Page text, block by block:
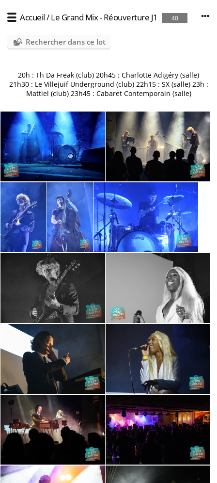
Accueil/Le Grand Mix - Réouverture J1 40
Rechercher dans ce lot
20h : Th Da Freak (club) 20h45 : Charlotte Adigéry (salle)
21h30 : Le Villejuif Underground (club) 22h15 : SX (salle) 23h :
Mattiel (club) 23h45 : Cabaret Contemporain (salle)